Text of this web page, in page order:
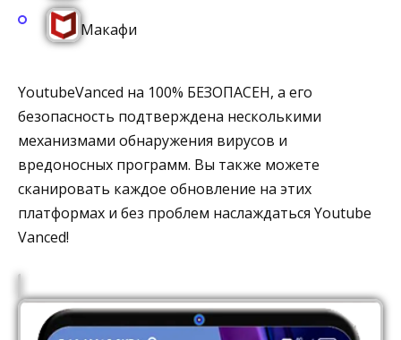
Макафи
YoutubeVanced на 100% БЕЗОПАСЕН, а его
безопасность подтверждена несколькими
механизмами обнаружения вирусов и
вредоносных программ. Вы также можете
сканировать каждое обновление на этих
платформах и без проблем наслаждаться Youtube
Vanced!